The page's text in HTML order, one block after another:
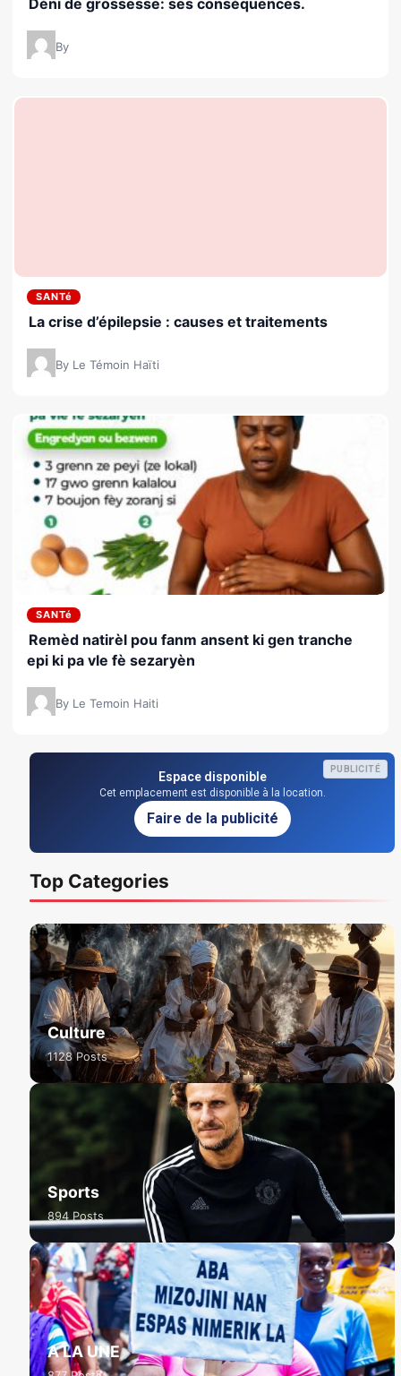
Déni de grossesse: ses conséquences.
By
SANTé
La crise d’épilepsie : causes et traitements
By Le Témoin Haïti
SANTé
Remèd natirèl pou fanm ansent ki gen tranche
epi ki pa vle fè sezaryèn
By Le Temoin Haiti
PUBLICITÉ
Espace disponible
Cet emplacement est disponible à la location.
Faire de la publicité
Top Categories
Culture
1128 Posts
Sports
894 Posts
A LA UNE